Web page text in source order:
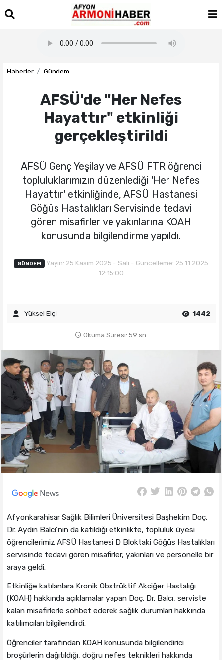
Haberler Gündem
AFSÜ'de "Her Nefes
Hayattır" etkinliği
gerçekleştirildi
AFSÜ Genç Yeşilay ve AFSÜ FTR öğrenci
topluluklarımızın düzenlediği 'Her Nefes
Hayattır' etkinliğinde, AFSÜ Hastanesi
Göğüs Hastalıkları Servisinde tedavi
gören misafirler ve yakınlarına KOAH
konusunda bilgilendirme yapıldı.
GÜNDEM
Yayın: 25 Kasım 2025 - Salı - Güncelleme: 25.11.2025
12:15:00
Yüksel Elçi 1442
Okuma Süresi: 59 sn.
Afyonkarahisar Sağlık Bilimleri Üniversitesi Başhekim Doç.
Dr. Aydın Balcı’nın da katıldığı etkinlikte, topluluk üyesi
öğrencilerimiz AFSÜ Hastanesi D Bloktaki Göğüs Hastalıkları
servisinde tedavi gören misafirler, yakınları ve personelle bir
araya geldi.
Etkinliğe katılanlara Kronik Obstrüktif Akciğer Hastalığı
(KOAH) hakkında açıklamalar yapan Doç. Dr. Balcı, serviste
kalan misafirlerle sohbet ederek sağlık durumları hakkında
katılımcıları bilgilendirdi.
Öğrenciler tarafından KOAH konusunda bilgilendirici
broşürlerin dağıtıldığı, doğru nefes teknikleri hakkında